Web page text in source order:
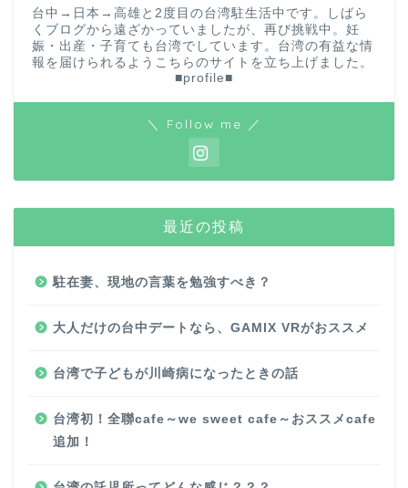
台中→日本→高雄と2度目の台湾駐生活中です。しばら
くブログから遠ざかっていましたが、再び挑戦中。妊
娠・出産・子育ても台湾でしています。台湾の有益な情
報を届けられるようこちらのサイトを立ち上げました。
■profile■
＼ Follow me ／
最近の投稿
駐在妻、現地の言葉を勉強すべき？
大人だけの台中デートなら、GAMIX VRがおススメ
台湾で子どもが川崎病になったときの話
台湾初！全聯cafe～we sweet cafe～おススメcafe
追加！